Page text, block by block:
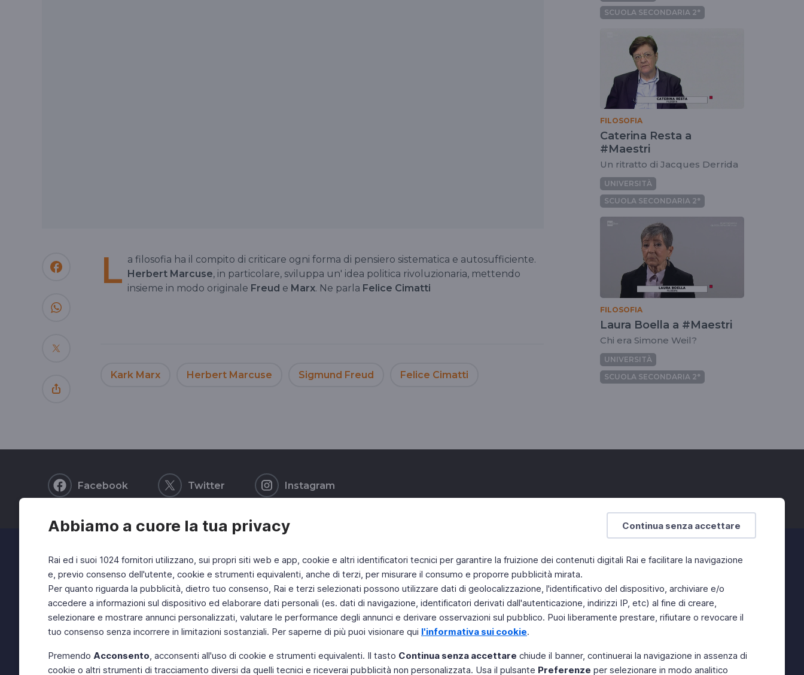
Continua senza accettare
Abbiamo a cuore la tua privacy
Rai ed i suoi 1024 fornitori utilizzano, sui propri siti web e app, cookie e altri identificatori tecnici per garantire la fruizione dei contenuti digitali Rai e facilitare la navigazione
e, previo consenso dell'utente, cookie e strumenti equivalenti, anche di terzi, per misurare il consumo e proporre pubblicità mirata.
Per quanto riguarda la pubblicità, dietro tuo consenso, Rai e terzi selezionati possono utilizzare dati di geolocalizzazione, l'identificativo del dispositivo, archiviare e/o
accedere a informazioni sul dispositivo ed elaborare dati personali (es. dati di navigazione, identificatori derivati dall'autenticazione, indirizzi IP, etc) al fine di creare,
selezionare e mostrare annunci personalizzati, valutare le performance degli annunci e derivare osservazioni sul pubblico. Puoi liberamente prestare, rifiutare o revocare il
tuo consenso senza incorrere in limitazioni sostanziali. Per saperne di più puoi visionare qui l'informativa sui cookie.
Premendo Acconsento, acconsenti all'uso di cookie e strumenti equivalenti. Il tasto Continua senza accettare chiude il banner, continuerai la navigazione in assenza di
cookie o altri strumenti di tracciamento diversi da quelli tecnici e riceverai pubblicità non personalizzata. Usa il pulsante Preferenze per selezionare in modo analitico
L a filosofia ha il compito di criticare ogni forma di pensiero sistematica e autosufficiente.
Herbert Marcuse, in particolare, sviluppa un' idea politica rivoluzionaria, mettendo
insieme in modo originale Freud e Marx. Ne parla Felice Cimatti
Kark Marx Herbert Marcuse Sigmund Freud Felice Cimatti
SCUOLA SECONDARIA 2°
FILOSOFIA
Caterina Resta a
#Maestri
Un ritratto di Jacques Derrida
UNIVERSITÀ
SCUOLA SECONDARIA 2°
FILOSOFIA
Laura Boella a #Maestri
Chi era Simone Weil?
UNIVERSITÀ
SCUOLA SECONDARIA 2°
Facebook Twitter Instagram